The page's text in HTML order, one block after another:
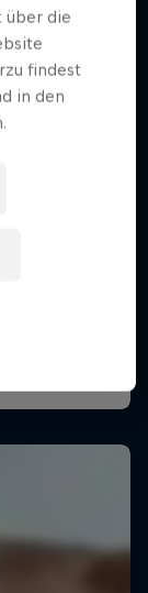
über die
findest
in den